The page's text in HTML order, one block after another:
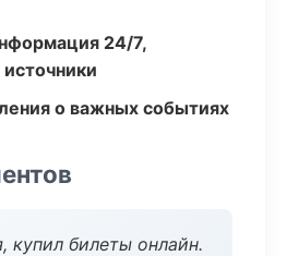
24/7,
о важных событиях
купил билеты онлайн.